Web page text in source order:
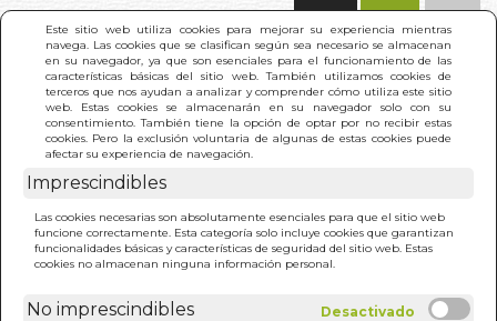
Este sitio web utiliza cookies para mejorar su experiencia mientras
navega. Las cookies que se clasifican según sea necesario se almacenan
en su navegador, ya que son esenciales para el funcionamiento de las
características básicas del sitio web. También utilizamos cookies de
terceros que nos ayudan a analizar y comprender cómo utiliza este sitio
web. Estas cookies se almacenarán en su navegador solo con su
consentimiento. También tiene la opción de optar por no recibir estas
cookies. Pero la exclusión voluntaria de algunas de estas cookies puede
afectar su experiencia de navegación.
Imprescindibles
Las cookies necesarias son absolutamente esenciales para que el sitio web
funcione correctamente. Esta categoría solo incluye cookies que garantizan
funcionalidades básicas y características de seguridad del sitio web. Estas
cookies no almacenan ninguna información personal.
No imprescindibles
INICIO > SECRETO DE LA SOMBRA. EL